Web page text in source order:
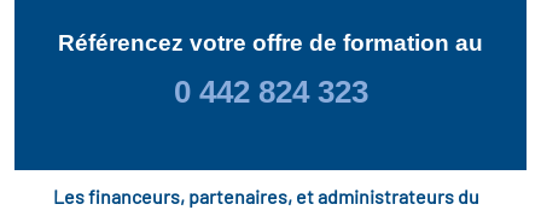
Référencez votre offre de formation au
0 442 824 323
Les financeurs, partenaires, et administrateurs du